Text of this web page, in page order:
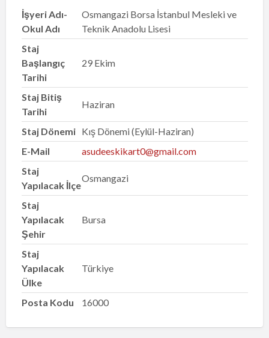
İşyeri Adı-
Okul Adı
Osmangazi Borsa İstanbul Mesleki ve
Teknik Anadolu Lisesi
Staj
Başlangıç
Tarihi
29 Ekim
Staj Bitiş
Tarihi
Haziran
Staj Dönemi
Kış Dönemi (Eylül-Haziran)
E-Mail
asudeeskikart0@gmail.com
Staj
Yapılacak İlçe
Osmangazi
Staj
Yapılacak
Şehir
Bursa
Staj
Yapılacak
Ülke
Türkiye
Posta Kodu 16000